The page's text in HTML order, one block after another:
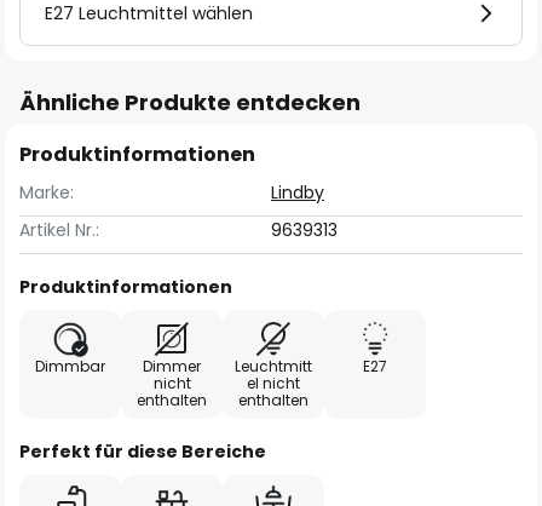
E27 Leuchtmittel wählen
Ähnliche Produkte entdecken
Produktinformationen
Marke:
Lindby
Artikel Nr.:
9639313
Produktinformationen
Dimmbar
Dimmer
nicht
enthalten
Leuchtmitt
el nicht
enthalten
E27
Perfekt für diese Bereiche